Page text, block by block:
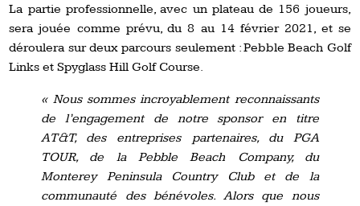
La partie professionnelle, avec un plateau de 156 joueurs,
sera jouée comme prévu, du 8 au 14 février 2021, et se
déroulera sur deux parcours seulement : Pebble Beach Golf
Links et Spyglass Hill Golf Course.
« Nous sommes incroyablement reconnaissants
de l’engagement de notre sponsor en titre
AT&T, des entreprises partenaires, du PGA
TOUR, de la Pebble Beach Company, du
Monterey Peninsula Country Club et de la
communauté des bénévoles. Alors que nous